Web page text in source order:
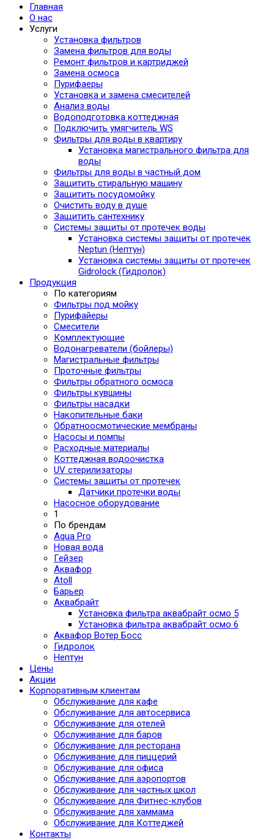
Главная
О нас
Услуги
Установка фильтров
Замена фильтров для воды
Ремонт фильтров и картриджей
Замена осмоса
Пурифаеры
Установка и замена смесителей
Анализ воды
Водоподготовка коттеджная
Подключить умягчитель WS
Фильтры для воды в квартиру
Установка магистрального фильтра для
воды
Фильтры для воды в частный дом
Защитить стиральную машину
Защитить посудомойку
Очистить воду в душе
Защитить сантехнику
Системы защиты от протечек воды
Установка системы защиты от протечек
Neptun (Нептун)
Установка системы защиты от протечек
Gidrolock (Гидролок)
Продукция
По категориям
Фильтры под мойку
Пурифайеры
Смесители
Комплектующие
Водонагреватели (бойлеры)
Магистральные фильтры
Проточные фильтры
Фильтры обратного осмоса
Фильтры кувшины
Фильтры насадки
Накопительные баки
Обратноосмотические мембраны
Насосы и помпы
Расходные материалы
Коттеджная водоочистка
UV стерилизаторы
Системы защиты от протечек
Датчики протечки воды
Насосное оборудование
1
По брендам
Aqua Pro
Новая вода
Гейзер
Аквафор
Atoll
Барьер
Аквабрайт
Установка фильтра аквабрайт осмо 5
Установка фильтра аквабрайт осмо 6
Аквафор Вотер Босс
Гидролок
Нептун
Цены
Акции
Корпоративным клиентам
Обслуживание для кафе
Обслуживание для автосервиса
Обслуживание для отелей
Обслуживание для баров
Обслуживание для ресторана
Обслуживание для пиццерий
Обслуживание для офиса
Обслуживание для аэропортов
Обслуживание для частных школ
Обслуживание для Фитнес-клубов
Обслуживание для хаммама
Обслуживание для Коттеджей
Контакты